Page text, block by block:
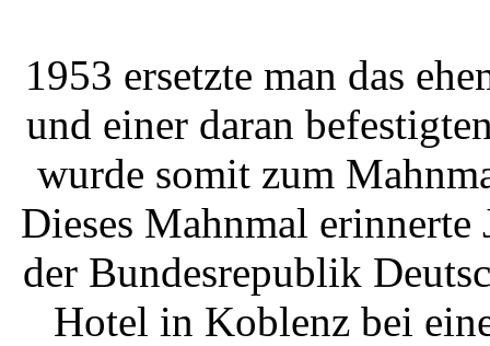
1953 ersetzte man das
und einer daran
wurde somit zum
Dieses Mahnmal erinnerte
der Bundesrepublik
Hotel in Koblenz bei